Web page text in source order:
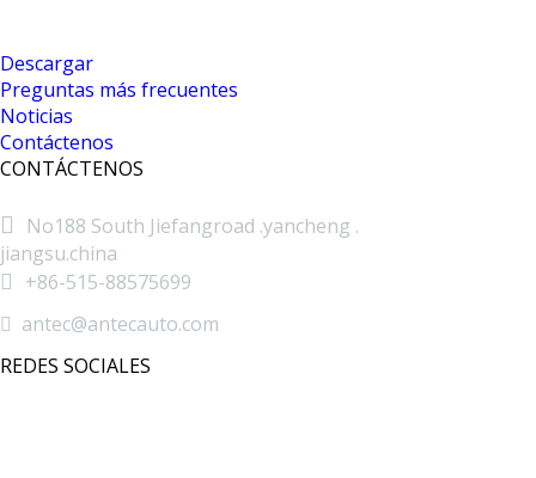
Descargar
Preguntas más frecuentes
Noticias
Contáctenos
CONTÁCTENOS

No188 South Jiefangroad .yancheng .
jiangsu.china
 +86-515-88575699
 antec@antecauto.com
REDES SOCIALES